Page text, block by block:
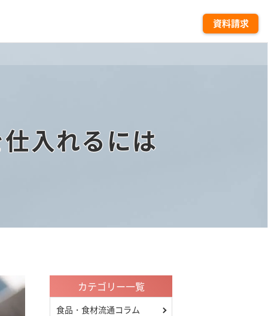
資料請求
入れるには
カテゴリー一覧
食品・食材流通コラム